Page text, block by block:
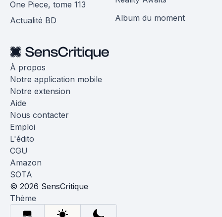
One Piece, tome 113
Actualité BD
Album du moment
À propos
Notre application mobile
Notre extension
Aide
Nous contacter
Emploi
L'édito
CGU
Amazon
SOTA
© 2026 SensCritique
Thème